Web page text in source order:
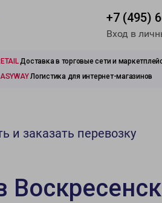
+7 (495)
Вход в
Доставка в торговые сети и
Логистика для интернет-магазинов
и заказать перевозку
Воскресенск